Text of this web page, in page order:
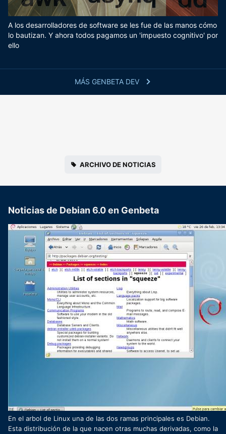
MÁS GENBETA DEV
A los desarrolladores de software se les fue de las manos cómo
lo bautizan. Y ahora todos pagamos un 'impuesto cognitivo' por
ello
ARCHIVO DE NOTICIAS
Noticias de Debian 6.0 en Genbeta
En el arbol de Linux una de las dos ramas principales es Debian.
Esta distribución de la que nacen otras muchas derivadas, como la